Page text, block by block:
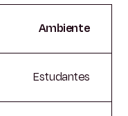
Ambiente
Estudantes